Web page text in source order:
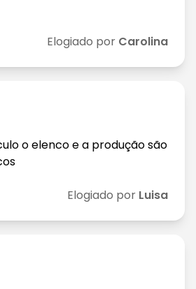
Elogiado por Carolina
o elenco e a produção são
Elogiado por Luisa